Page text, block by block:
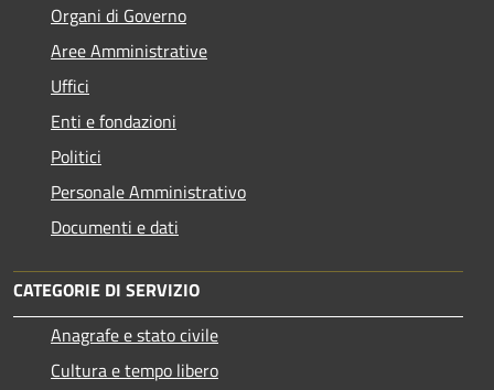
Organi di Governo
Aree Amministrative
Uffici
Enti e fondazioni
Politici
Personale Amministrativo
Documenti e dati
CATEGORIE DI SERVIZIO
Anagrafe e stato civile
Cultura e tempo libero